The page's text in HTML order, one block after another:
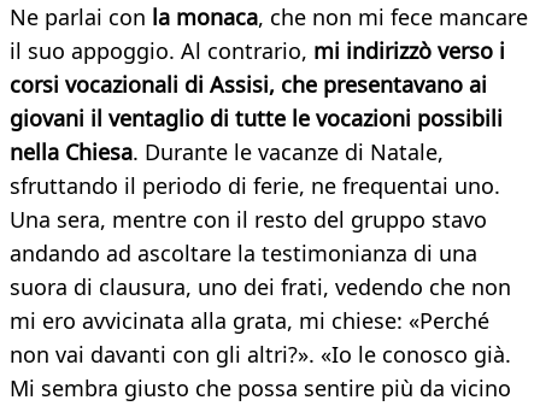
Ne parlai con la monaca, che non mi fece mancare
il suo appoggio. Al contrario, mi indirizzò verso i
corsi vocazionali di Assisi, che presentavano ai
giovani il ventaglio di tutte le vocazioni possibili
nella Chiesa. Durante le vacanze di Natale,
sfruttando il periodo di ferie, ne frequentai uno.
Una sera, mentre con il resto del gruppo stavo
andando ad ascoltare la testimonianza di una
suora di clausura, uno dei frati, vedendo che non
mi ero avvicinata alla grata, mi chiese: «Perché
non vai davanti con gli altri?». «Io le conosco già.
Mi sembra giusto che possa sentire più da vicino